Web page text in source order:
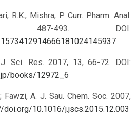
R.K.; Mishra, P. Curr. Pharm. Anal.
493. DOI:
Sci. Res. 2017, 13, 66-72. DOI:
books/12972_6
Fawzi, A. J. Sau. Chem. Soc. 2007,
doi.org/10.1016/j.jscs.2015.12.003